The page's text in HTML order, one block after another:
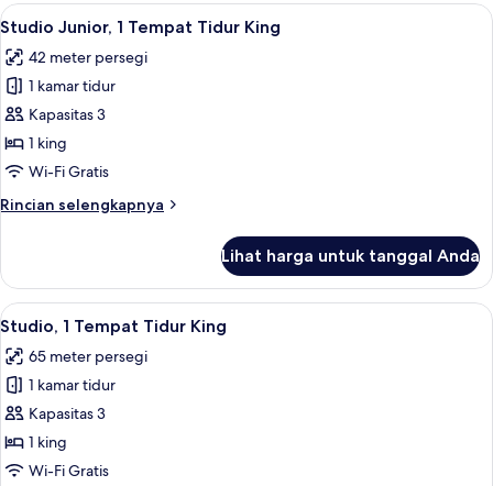
Tempat
King
Lihat
semua
foto
untuk
Studio
Junior,
1
Tidur
1 kamar tidur, seprai katun Mesir,
4
Studio Junior, 1 Tempat Tidur King
42 meter persegi
1 kamar tidur
Kapasitas 3
1 king
Wi-Fi Gratis
Rincian selengkapnya
Rincian
Studio
Junior,
1
Tidur
King
Lihat harga untuk tanggal Anda
Lihat
semua
foto
untuk
Studio,
1
Tempat
1 kamar tidur, seprai katun Mesir,
1
Studio, 1 Tempat Tidur King
65 meter persegi
1 kamar tidur
Kapasitas 3
1 king
Wi-Fi Gratis